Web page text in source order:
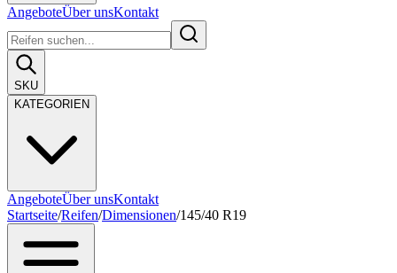
AngeboteÜber unsKontakt
SKU
KATEGORIEN
AngeboteÜber unsKontakt
Startseite/Reifen/Dimensionen/145/40 R19